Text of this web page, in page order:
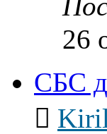
26
СБС